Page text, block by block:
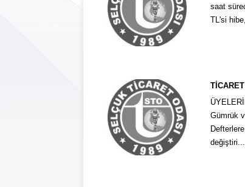
saat
TL'si
Gümrük
değiştiri...